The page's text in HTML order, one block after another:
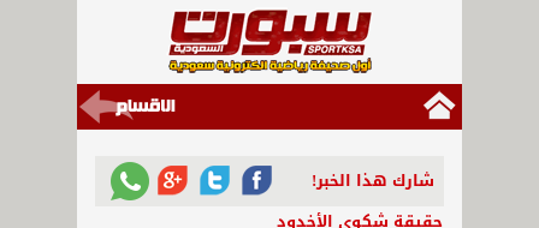
شارك هذا الخبر!
حقيقة شكوى الأخدود